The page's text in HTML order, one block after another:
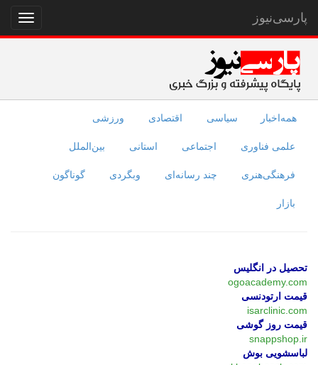
نمایش
منو
پارسی‌نیوز
همه‌اخبار سیاسی اقتصادی ورزشی
علمی فناوری اجتماعی استانی بین‌الملل
فرهنگی‌هنری چند رسانه‌ای وبگردی گوناگون
بازار
تحصیل در انگلیس
ogoacademy.com
قیمت ارتودنسی
isarclinic.com
قیمت روز گوشی
snappshop.ir
لباسشویی بوش